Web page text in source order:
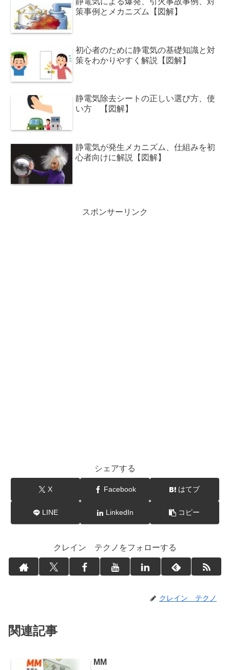
策事例とメカニズム【図解】
初心者のために静電気の基礎知識と対
策をわかりやすく解説【図解】
静電気除去シートの正しい選び方、使
い方 【図解】
静電気が発生メカニズム、仕組みを初
心者向けに解説【図解】
スポンサーリンク
シェアする
X Facebook はてブ
LINE LinkedIn コピー
クレイン テクノをフォローする
クレイン テクノ
関連記事
MM